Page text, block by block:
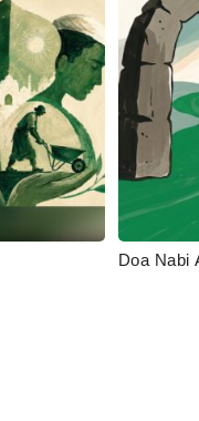
Doa Nabi